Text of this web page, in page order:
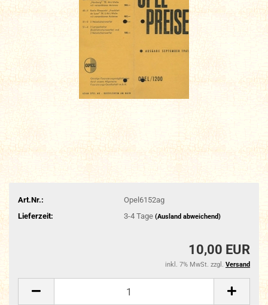
Art.Nr.:
Opel6152ag
Lieferzeit:
3-4 Tage (Ausland abweichend)
10,00 EUR
inkl. 7% MwSt. zzgl. Versand